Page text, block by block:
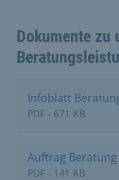
Dokumente zu
Infoblatt
PDF - 671 KB
Auftrag
PDF - 141 KB